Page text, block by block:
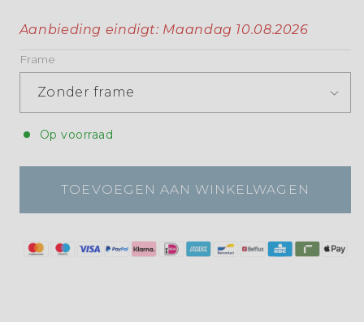
Aanbieding eindigt: Maandag 10.08.2026
Frame
Op voorraad
TOEVOEGEN AAN WINKELWAGEN